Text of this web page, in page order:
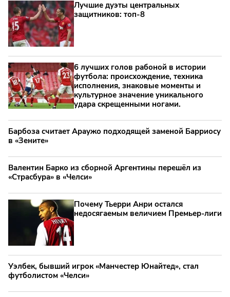
Лучшие дуэты центральных
защитников: топ‑8
6 лучших голов рабоной в истории
футбола: происхождение, техника
исполнения, знаковые моменты и
культурное значение уникального
удара скрещенными ногами.
Барбоза считает Араужо подходящей заменой Барриосу
в «Зените»
Валентин Барко из сборной Аргентины перешёл из
«Страсбура» в «Челси»
Почему Тьерри Анри остался
недосягаемым величием Премьер-лиги
Уэлбек, бывший игрок «Манчестер Юнайтед», стал
футболистом «Челси»